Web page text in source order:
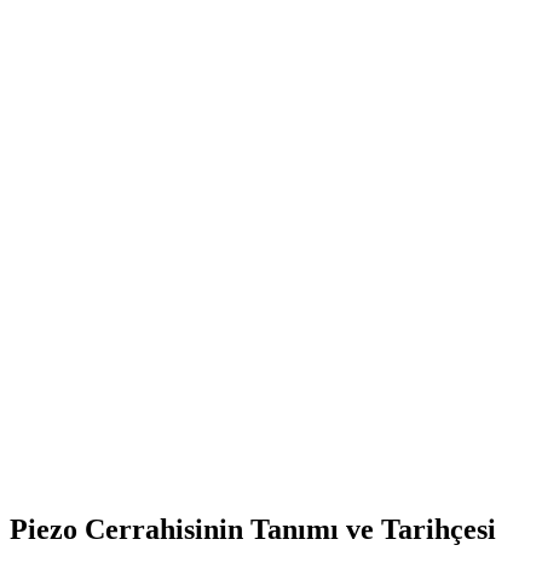
Piezo Cerrahisinin Tanımı ve Tarihçesi